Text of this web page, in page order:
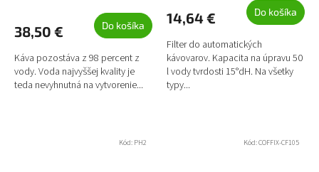
38,50 € Do košíka
Káva pozostáva z 98 percent z
vody. Voda najvyššej kvality je
teda nevyhnutná na vytvorenie...
14,64 € Do košíka
Filter do automatických
kávovarov. Kapacita na úpravu 50
l vody tvrdosti 15°dH. Na všetky
typy...
Kód: PH2 Kód:COFFIX-CF105